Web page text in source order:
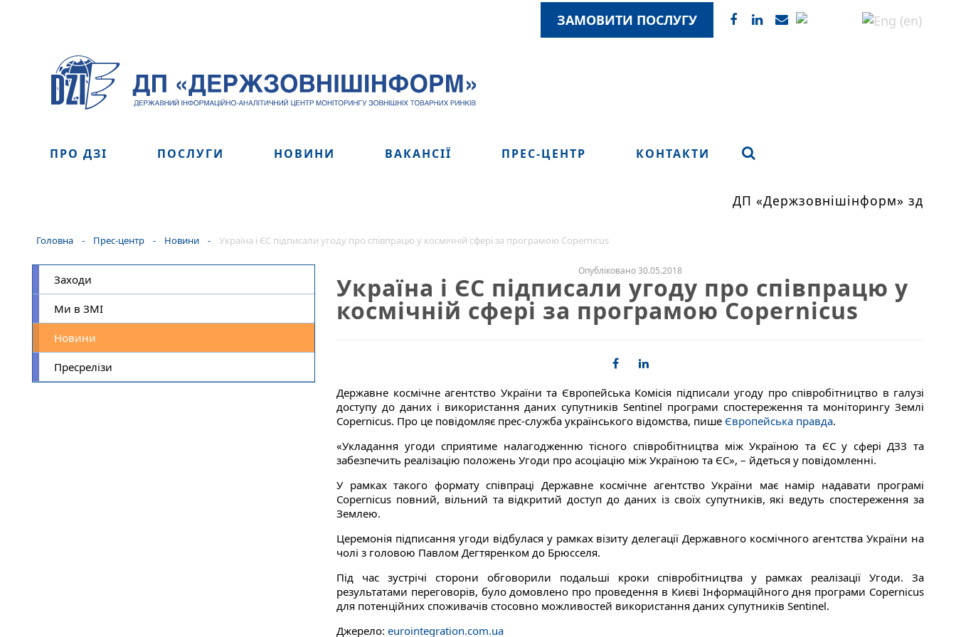
ЗАМОВИТИ ПОСЛУГУ
ПРО ДЗІ ПОСЛУГИ НОВИНИ ВАКАНСІЇ ПРЕС-ЦЕНТР КОНТАКТИ
ДП «Держзовнішінформ»
Головна - Прес-центр - Новини - Україна і ЄС підписали угоду про співпрацю у космічній сфері за програмою Copernicus
Заходи
Ми в ЗМІ
Новини
Пресрелізи
Опубліковано 30.05.2018
Україна і ЄС підписали угоду про співпрацю у
космічній сфері за програмою Copernicus
Державне космічне агентство України та Європейська Комісія підписали угоду про співробітництво в галузі
доступу до даних і використання даних супутників Sentinel програми спостереження та моніторингу Землі
Copernicus. Про це повідомляє прес-служба українського відомства, пише Європейська правда.
«Укладання угоди сприятиме налагодженню тісного співробітництва між Україною та ЄС у сфері ДЗЗ та
забезпечить реалізацію положень Угоди про асоціацію між Україною та ЄС», – йдеться у повідомленні.
У рамках такого формату співпраці Державне космічне агентство України має намір надавати програмі
Copernicus повний, вільний та відкритий доступ до даних із своїх супутників, які ведуть спостереження за
Землею.
Церемонія підписання угоди відбулася у рамках візиту делегації Державного космічного агентства України на
чолі з головою Павлом Дегтяренком до Брюсселя.
Під час зустрічі сторони обговорили подальші кроки співробітництва у рамках реалізації Угоди. За
результатами переговорів, було домовлено про проведення в Києві Інформаційного дня програми Copernicus
для потенційних споживачів стосовно можливостей використання даних супутників Sentinel.
Джерело: eurointegration.com.ua